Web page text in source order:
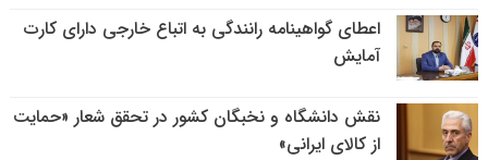
اعطای گواهینامه رانندگی به اتباع خارجی دارای کارت
آمایش
نقش دانشگاه و نخبگان کشور در تحقق شعار «حمایت
از کالای ایرانی»